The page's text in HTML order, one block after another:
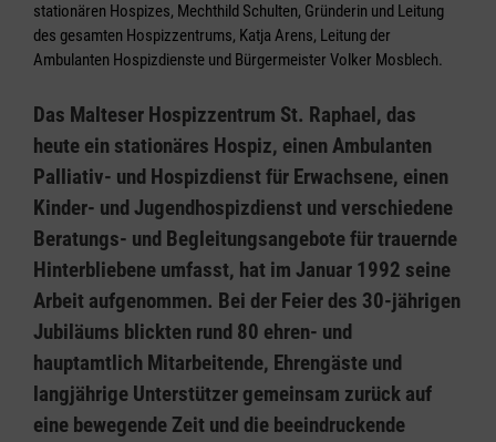
stationären Hospizes, Mechthild Schulten, Gründerin und Leitung
des gesamten Hospizzentrums, Katja Arens, Leitung der
Ambulanten Hospizdienste und Bürgermeister Volker Mosblech.
Das Malteser Hospizzentrum St. Raphael, das
heute ein stationäres Hospiz, einen Ambulanten
Palliativ- und Hospizdienst für Erwachsene, einen
Kinder- und Jugendhospizdienst und verschiedene
Beratungs- und Begleitungsangebote für trauernde
Hinterbliebene umfasst, hat im Januar 1992 seine
Arbeit aufgenommen. Bei der Feier des 30-jährigen
Jubiläums blickten rund 80 ehren- und
hauptamtlich Mitarbeitende, Ehrengäste und
langjährige Unterstützer gemeinsam zurück auf
eine bewegende Zeit und die beeindruckende